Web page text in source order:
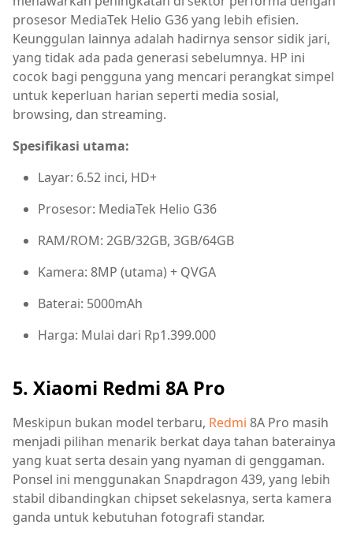
prosesor MediaTek Helio G36 yang lebih efisien.
Keunggulan lainnya adalah hadirnya sensor sidik jari,
yang tidak ada pada generasi sebelumnya. HP ini
cocok bagi pengguna yang mencari perangkat simpel
untuk keperluan harian seperti media sosial,
browsing, dan streaming.
Spesifikasi utama:
Layar: 6.52 inci, HD+
Prosesor: MediaTek Helio G36
RAM/ROM: 2GB/32GB, 3GB/64GB
Kamera: 8MP (utama) + QVGA
Baterai: 5000mAh
Harga: Mulai dari Rp1.399.000
5. Xiaomi Redmi 8A Pro
Meskipun bukan model terbaru, Redmi 8A Pro masih
menjadi pilihan menarik berkat daya tahan baterainya
yang kuat serta desain yang nyaman di genggaman.
Ponsel ini menggunakan Snapdragon 439, yang lebih
stabil dibandingkan chipset sekelasnya, serta kamera
ganda untuk kebutuhan fotografi standar.